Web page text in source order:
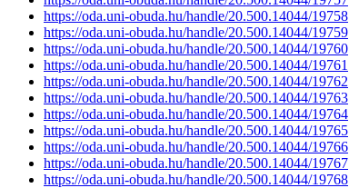
https://oda.uni-obuda.hu/handle/20.500.14044/19758
https://oda.uni-obuda.hu/handle/20.500.14044/19759
https://oda.uni-obuda.hu/handle/20.500.14044/19760
https://oda.uni-obuda.hu/handle/20.500.14044/19761
https://oda.uni-obuda.hu/handle/20.500.14044/19762
https://oda.uni-obuda.hu/handle/20.500.14044/19763
https://oda.uni-obuda.hu/handle/20.500.14044/19764
https://oda.uni-obuda.hu/handle/20.500.14044/19765
https://oda.uni-obuda.hu/handle/20.500.14044/19766
https://oda.uni-obuda.hu/handle/20.500.14044/19767
https://oda.uni-obuda.hu/handle/20.500.14044/19768